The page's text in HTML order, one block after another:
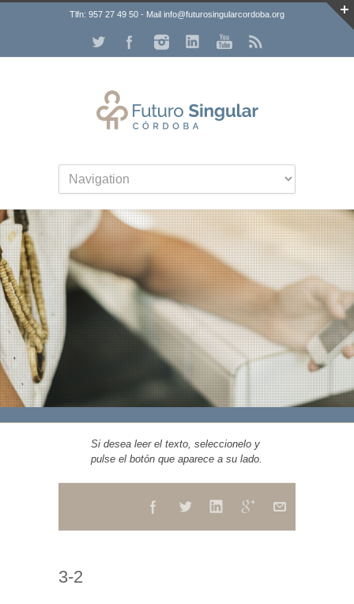
Tlfn: 957 27 49 50 - Mail info@futurosingularcordoba.org
Si desea leer el texto, seleccionelo y
pulse el botón que aparece a su lado.
3-2